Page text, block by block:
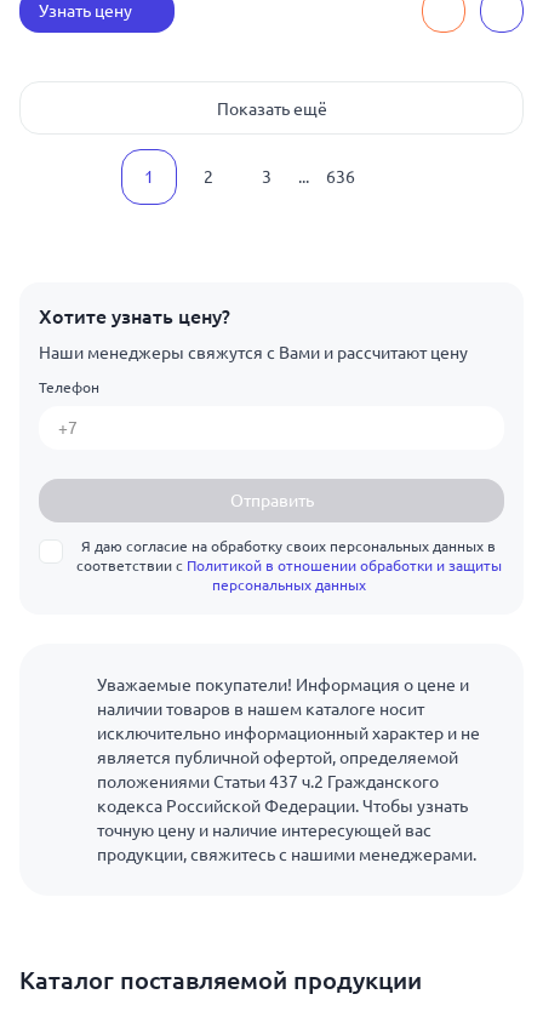
Узнать цену
Показать ещё
1 2 3 ... 636
Хотите узнать цену?
Наши менеджеры свяжутся с Вами и рассчитают цену
Телефон
Отправить
Я даю согласие на обработку своих персональных данных в
соответствии с Политикой в отношении обработки и защиты
персональных данных
Уважаемые покупатели! Информация о цене и
наличии товаров в нашем каталоге носит
исключительно информационный характер и не
является публичной офертой, определяемой
положениями Статьи 437 ч.2 Гражданского
кодекса Российской Федерации. Чтобы узнать
точную цену и наличие интересующей вас
продукции, свяжитесь с нашими менеджерами.
Каталог поставляемой продукции